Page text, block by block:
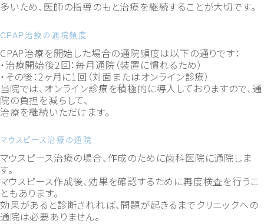
多いため、医師の指導のもと治療を継続することが大切です。
CPAP治療の通院頻度
CPAP治療を開始した場合の通院頻度は以下の通りです：
・治療開始後2回：毎月通院（装置に慣れるため）
・その後：2ヶ月に1回（対面またはオンライン診療）
当院では、オンライン診療を積極的に導入しておりますので、通
院の負担を減らして、
治療を継続いただけます。
マウスピース治療の通院
マウスピース治療の場合、作成のために歯科医院に通院しま
す。
マウスピース作成後、効果を確認するために再度検査を行うこ
ともあります。
効果があると診断されれば、問題が起きるまでクリニックへの
通院は必要ありません。